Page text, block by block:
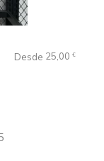
Desde 25,00 €